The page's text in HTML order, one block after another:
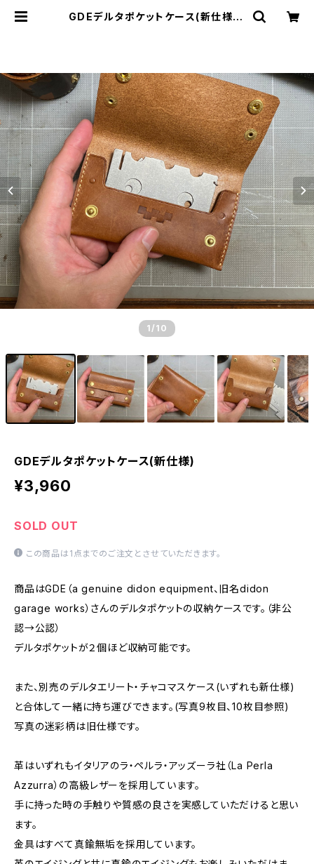
GDEデルタポケットケース(新仕様) |
1 /10
GDEデルタポケットケース(新仕様)
¥3,960
SOLD OUT
この商品は1点までのご注文とさせていただきます。
商品はGDE（a genuine didon equipment、旧名didon
garage works）さんのデルタポケットの収納ケースです。（非公
認→公認）
デルタポケットが２個ほど収納可能です。
また、別売のデルタエリート・チャコマスケース(いずれも新仕様)
と合体して一緒に持ち運びできます。(写真9枚目、10枚目参照)
写真の迷彩柄は旧仕様です。
革はいずれもイタリアのラ・ペルラ・アッズーラ社（La Perla
Azzurra）の高級レザーを採用しています。
手に持った時の手触りや質感の良さを実感していただけると思い
ます。
金具はすべて真鍮無垢を採用しています。